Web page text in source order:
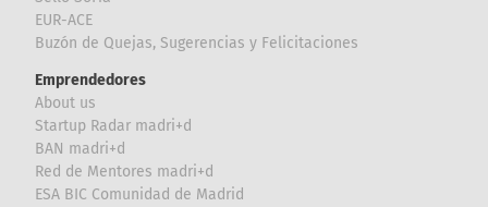
EUR-ACE
Buzón de Quejas, Sugerencias y Felicitaciones
Emprendedores
About us
Startup Radar madri+d
BAN madri+d
Red de Mentores madri+d
ESA BIC Comunidad de Madrid